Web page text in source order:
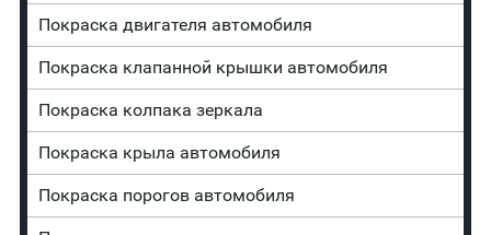
Покраска двигателя автомобиля
Покраска клапанной крышки автомобиля
Покраска колпака зеркала
Покраска крыла автомобиля
Покраска порогов автомобиля